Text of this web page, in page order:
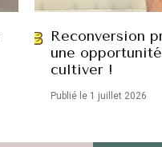
Reconversion
une
cultiver !
Publié le 1 juillet 2026